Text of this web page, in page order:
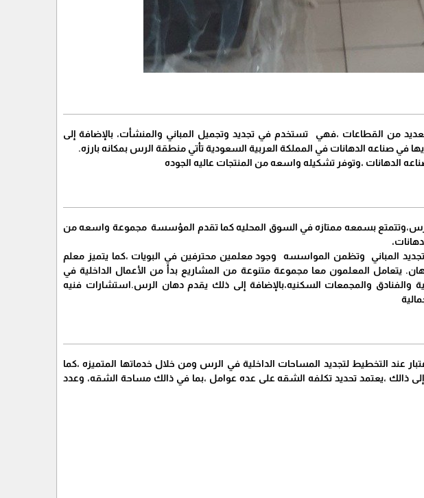
من القطاعات ،فهي تستخدم في تجديد وتجميل المباني والمنشأت، بالإضافة إلى
في صناعه الدهانات في المملكة العربية السعودية تأتي منطقة الرس بمكانه بارزه.
الدهانات ،وتوفر تشكيله واسعه من المنتجات عاليه الجوده
بسمعه ممتازه في السوق المحليه كما تقدم المؤسسة مجموعة واسعه من
المباني وتظمن المواسسه وجود معلمين محترفين في البويات ،كما يتميز معلم
يتعامل المعلمون معا مجموعة متنوعة من المشاريع بدأ من الأعمال الداخلية في
والفنادق والمجمعات السكنيه،بالإضافة إلى ذلك يقدم دهان الرس.استشارات فنيه
عند التخطيط لتجديد المساحات الداخلية في الرس ومن خلال خدماتها المتميزه ،كما
ذالك ،يعتمد تحديد تكلفه الشقه على عده عوامل ،بما في ذالك مساحة الشقه، وعدد